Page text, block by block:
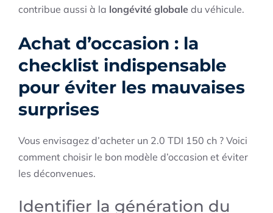
contribue aussi à la longévité globale du véhicule.
Achat d’occasion : la
checklist indispensable
pour éviter les mauvaises
surprises
Vous envisagez d’acheter un 2.0 TDI 150 ch ? Voici
comment choisir le bon modèle d’occasion et éviter
les déconvenues.
Identifier la génération du